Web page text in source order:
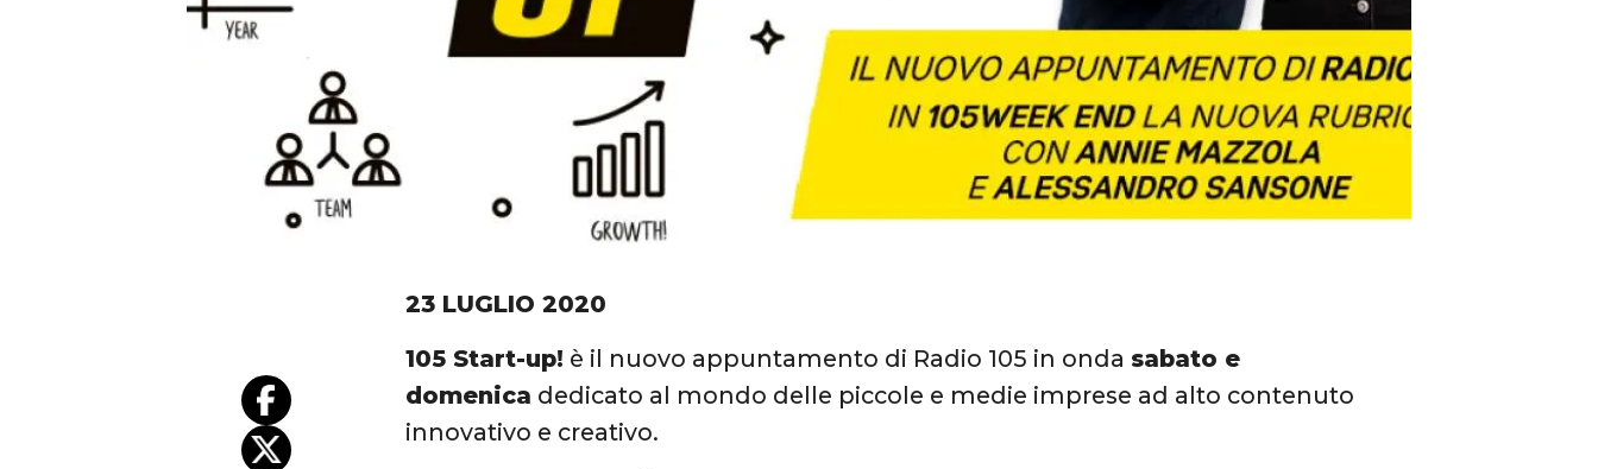
23 LUGLIO 2020
105 Start-up! è il nuovo appuntamento di Radio 105 in onda sabato e
domenica dedicato al mondo delle piccole e medie imprese ad alto contenuto
innovativo e creativo.